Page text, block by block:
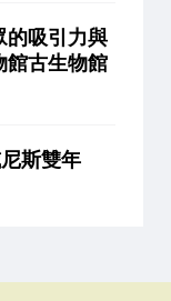
的吸引力與
館古生物館
斯雙年